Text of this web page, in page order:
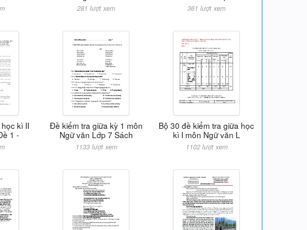
281 lượt xem 361 lượt xem
kì II
1 -
Đề kiểm tra giữa kỳ 1 môn
Ngữ văn Lớp 7 Sách
1133 lượt xem
Bộ 30 đề kiểm tra giữa học
kì I môn Ngữ văn L
1102 lượt xem